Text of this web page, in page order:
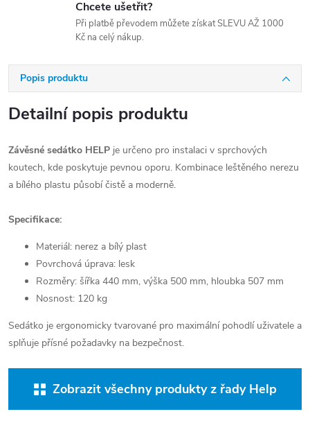
Chcete ušetřit?
Při platbě převodem můžete získat SLEVU AŽ 1000
Kč na celý nákup.
Popis produktu
Detailní popis produktu
Závěsné sedátko HELP je určeno pro instalaci v sprchových
koutech, kde poskytuje pevnou oporu. Kombinace leštěného nerezu
a bílého plastu působí čistě a moderně.
Specifikace:
Materiál: nerez a bílý plast
Povrchová úprava: lesk
Rozměry: šířka 440 mm, výška 500 mm, hloubka 507 mm
Nosnost: 120 kg
Sedátko je ergonomicky tvarované pro maximální pohodlí uživatele a
splňuje přísné požadavky na bezpečnost.
Zobrazit všechny produkty z řady Help